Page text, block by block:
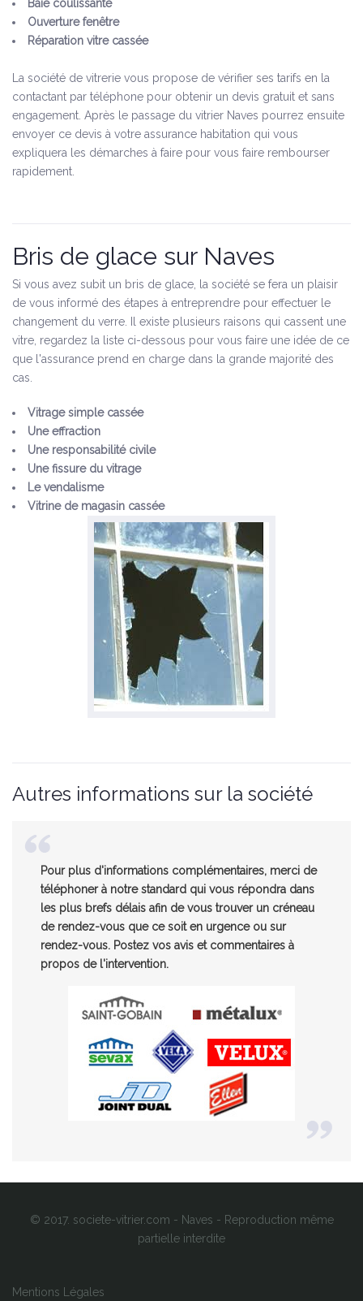
Baie coulissante
Ouverture fenêtre
Réparation vitre cassée
La société de vitrerie vous propose de vérifier ses tarifs en la
contactant par téléphone pour obtenir un devis gratuit et sans
engagement. Après le passage du vitrier Naves pourrez ensuite
envoyer ce devis à votre assurance habitation qui vous
expliquera les démarches à faire pour vous faire rembourser
rapidement.
Bris de glace sur Naves
Si vous avez subit un bris de glace, la société se fera un plaisir
de vous informé des étapes à entreprendre pour effectuer le
changement du verre. Il existe plusieurs raisons qui cassent une
vitre, regardez la liste ci-dessous pour vous faire une idée de ce
que l'assurance prend en charge dans la grande majorité des
cas.
Vitrage simple cassée
Une effraction
Une responsabilité civile
Une fissure du vitrage
Le vendalisme
Vitrine de magasin cassée
Autres informations sur la société
Pour plus d'informations complémentaires, merci de
téléphoner à notre standard qui vous répondra dans
les plus brefs délais afin de vous trouver un créneau
de rendez-vous que ce soit en urgence ou sur
rendez-vous. Postez vos avis et commentaires à
propos de l'intervention.
© 2017. societe-vitrier.com - Naves - Reproduction même
partielle interdite
Mentions Légales